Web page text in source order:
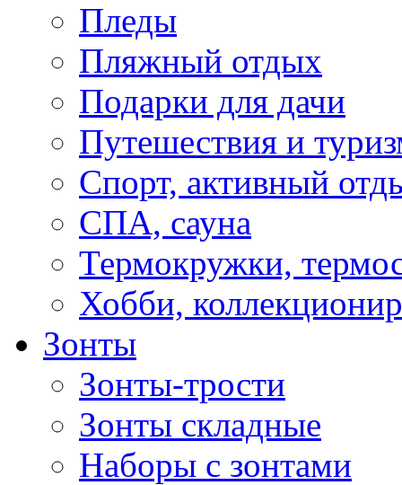
Пледы
Пляжный отдых
Подарки для дачи
Путешествия и
Спорт, активный
СПА, сауна
Термокружки,
Хобби,
Зонты
Зонты-трости
Зонты складные
Наборы с зонтами